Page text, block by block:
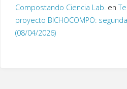
Compostando Ciencia Lab.en
proyecto BICHOCOMPO:
(08/04/2026)